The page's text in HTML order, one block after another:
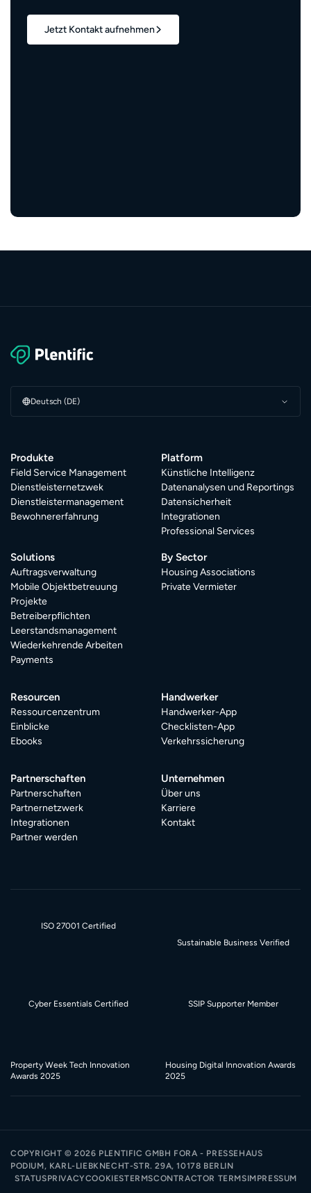
Jetzt Kontakt aufnehmen
Deutsch (DE)
Produkte
Field Service Management
Dienstleisternetzwek
Dienstleistermanagement
Bewohnererfahrung
Platform
Künstliche Intelligenz
Datenanalysen und Reportings
Datensicherheit
Integrationen
Professional Services
Solutions
Auftragsverwaltung
Mobile Objektbetreuung
Projekte
Betreiberpflichten
Leerstandsmanagement
Wiederkehrende Arbeiten
Payments
By Sector
Housing Associations
Private Vermieter
Resourcen
Ressourcenzentrum
Einblicke
Ebooks
Handwerker
Handwerker-App
Checklisten-App
Verkehrssicherung
Partnerschaften
Partnerschaften
Partnernetzwerk
Integrationen
Partner werden
Unternehmen
Über uns
Karriere
Kontakt
ISO 27001 Certified
Sustainable Business Verified
Cyber Essentials Certified SSIP Supporter Member
Property Week Tech Innovation
Awards 2025
Housing Digital Innovation Awards
2025
COPYRIGHT ©2026 PLENTIFIC GMBH FORA - PRESSEHAUS
PODIUM, KARL-LIEBKNECHT-STR. 29A, 10178 BERLIN
STATUSPRIVACYCOOKIESTERMSCONTRACTOR TERMSIMPRESSUM